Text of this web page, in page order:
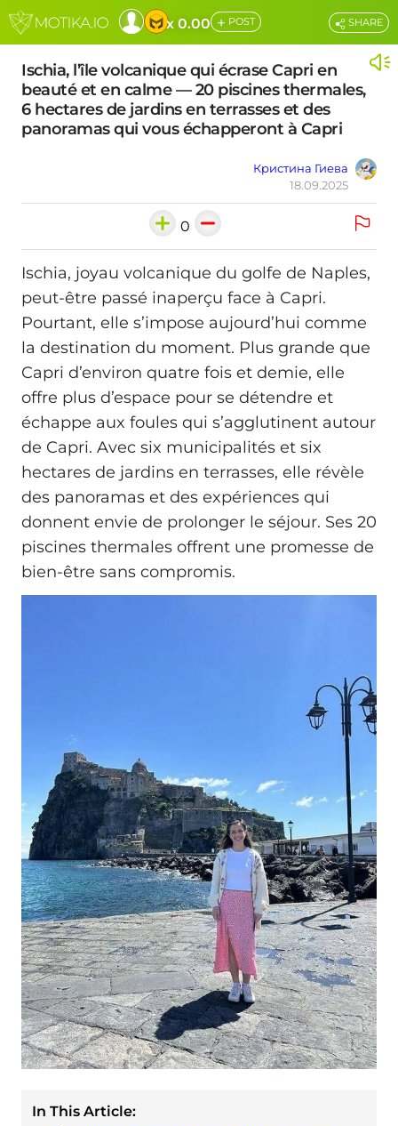
x 0.00 + POST
Ischia, l’île volcanique qui écrase Capri en
beauté et en calme — 20 piscines thermales,
6 hectares de jardins en terrasses et des
panoramas qui vous échapperont à Capri
Кристина Гиева
18.09.2025
SHARE
0
Ischia, joyau volcanique du golfe de Naples,
peut-être passé inaperçu face à Capri.
Pourtant, elle s’impose aujourd’hui comme
la destination du moment. Plus grande que
Capri d’environ quatre fois et demie, elle
offre plus d’espace pour se détendre et
échappe aux foules qui s’agglutinent autour
de Capri. Avec six municipalités et six
hectares de jardins en terrasses, elle révèle
des panoramas et des expériences qui
donnent envie de prolonger le séjour. Ses 20
piscines thermales offrent une promesse de
bien-être sans compromis.
In This Article: